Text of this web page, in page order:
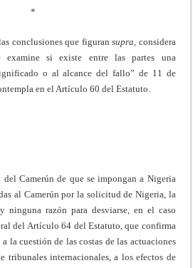
*
conclusiones que figuransupra, considera
examine si existe entre las partes una
o al alcance del fallo” de 11 de
en el Artículo 60 del Estatuto.
Camerún de que se impongan a Nigeria
al Camerún por la solicitud de Nigeria, la
ninguna razón para desviarse, en el caso
del Artículo 64 del Estatuto, que confirma
la cuestión de las costas de las actuaciones
tribunales internacionales, a los efectos de